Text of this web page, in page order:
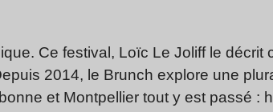
Ce festival, Loïc Le Joliff le décrit
2014, le Brunch explore une
et Montpellier tout y est passé :